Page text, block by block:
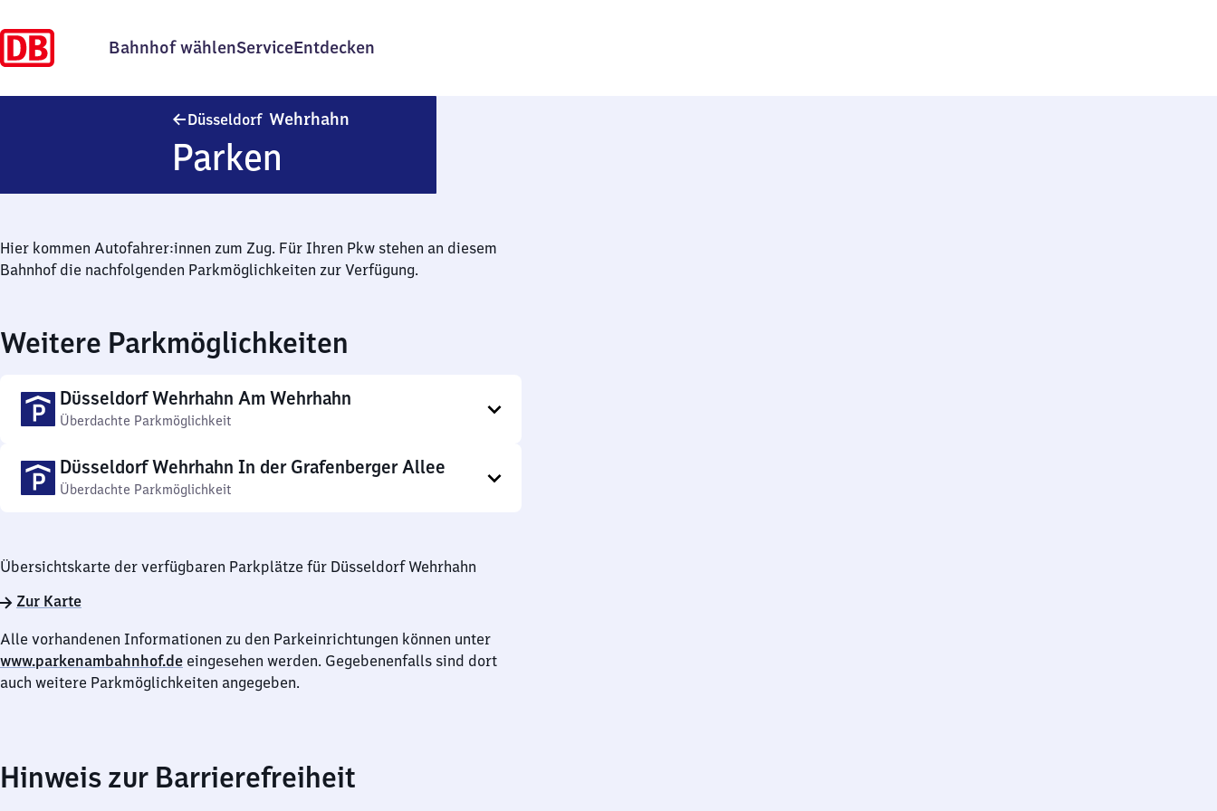
Bahnhof wählenServiceEntdecken
Düsseldorf Wehrhahn
Parken
Hier kommen Autofahrer:innen zum Zug. Für Ihren Pkw stehen an diesem
Bahnhof die nachfolgenden Parkmöglichkeiten zur Verfügung.
Weitere Parkmöglichkeiten
Düsseldorf Wehrhahn Am Wehrhahn
Überdachte Parkmöglichkeit
Düsseldorf Wehrhahn In der Grafenberger Allee
Überdachte Parkmöglichkeit
Übersichtskarte der verfügbaren Parkplätze für Düsseldorf Wehrhahn
Zur Karte
Alle vorhandenen Informationen zu den Parkeinrichtungen können unter
www.parkenambahnhof.de eingesehen werden. Gegebenenfalls sind dort
auch weitere Parkmöglichkeiten angegeben.
Hinweis zur Barrierefreiheit